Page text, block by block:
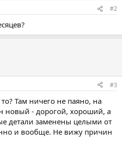
#2
#3
Там ничего не паяно, на
новый - дорогой, хороший, а
детали заменены целыми от
и вообще. Не вижу причин